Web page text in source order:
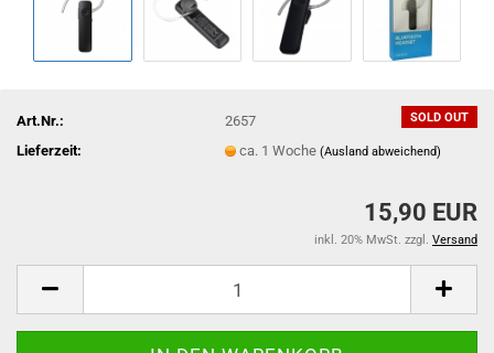
SOLD OUT
Art.Nr.:
2657
Lieferzeit:
ca. 1 Woche(Ausland abweichend)
15,90 EUR
inkl. 20% MwSt. zzgl. Versand